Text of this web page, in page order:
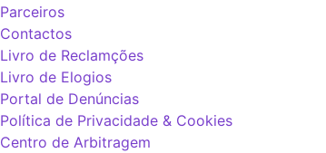
Parceiros
Contactos
Livro de Reclamções
Livro de Elogios
Portal de Denúncias
Política de Privacidade & Cookies
Centro de Arbitragem